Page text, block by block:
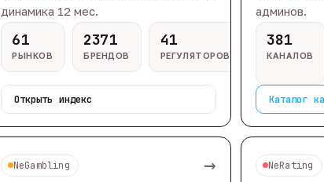
динамика 12 мес.
61
РЫНКОВ
2371
БРЕНДОВ
41
РЕГУЛЯТОРОВ
Открыть индекс
админов.
381
КАНАЛОВ
Каталог
NeGambling → NeRating